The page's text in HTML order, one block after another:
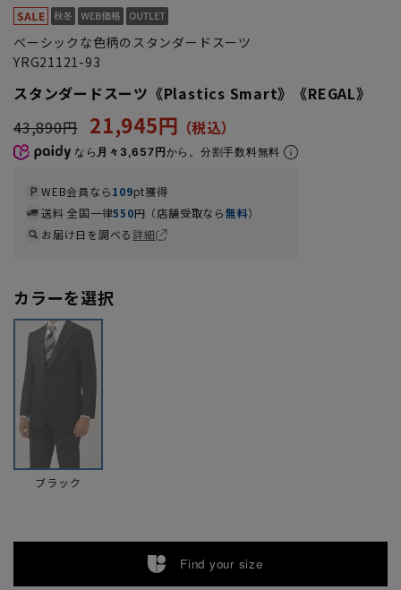
ベーシックな色柄のスタンダードスーツ
YRG21121-93
スタンダードスーツ《Plastics Smart》《REGAL》
43,890円
21,945円
なら 月々3,657円から。分割手数料無料
WEB会員なら109pt獲得
送料 全国一律550円（店舗受取なら無料）
お届け日を調べる詳細
カラーを選択
ブラック
Find your size